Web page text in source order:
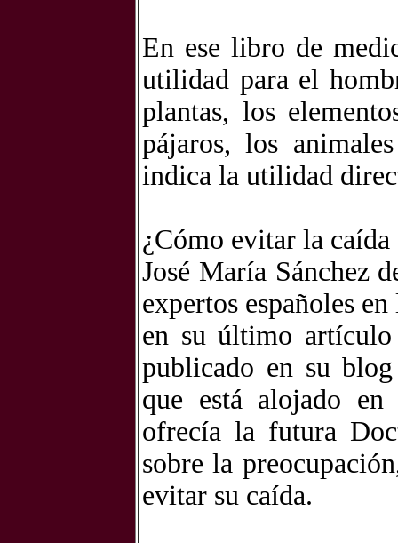
En ese libro de
utilidad para el
plantas, los
pájaros, los
indica la utilidad
¿Cómo evitar la
José María Sánchez
expertos españoles
en su último
publicado en su
que está alojado
ofrecía la futura
sobre la
evitar su caída.